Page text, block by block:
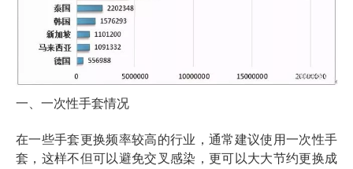
一、一次性手套情况
在一些手套更换频率较高的行业，通常建议使用一次性手
套，这样不但可以避免交叉感染，更可以大大节约更换成